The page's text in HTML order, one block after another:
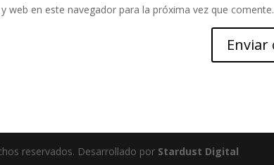
web en este navegador para la próxima vez que comente.
reservados. Desarrollado por Stardust Digital